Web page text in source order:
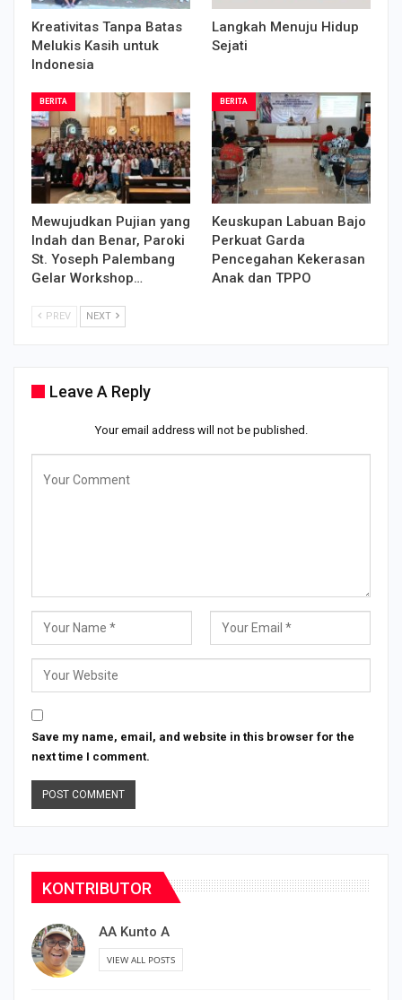
Kreativitas Tanpa Batas
Melukis Kasih untuk
Indonesia
Langkah Menuju Hidup
Sejati
BERITA
Mewujudkan Pujian yang
Indah dan Benar, Paroki
St. Yoseph Palembang
Gelar Workshop…
BERITA
Keuskupan Labuan Bajo
Perkuat Garda
Pencegahan Kekerasan
Anak dan TPPO
PREV NEXT
Leave A Reply
Your email address will not be published.
Save my name, email, and website in this browser for the
next time I comment.
KONTRIBUTOR
AA Kunto A
VIEW ALL POSTS